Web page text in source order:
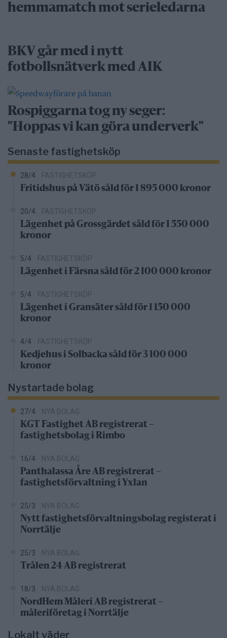
hemmamatch mot serieledarna
BKV går med i nytt
fotbollsnätverk med AIK
Rospiggarna tog ny seger:
"Hoppas vi kan göra underverk"
Senaste fastighetsköp
28/4 FASTIGHETSKÖP
Fritidshus på Vätö såld för 1 895 000 kronor
20/4 FASTIGHETSKÖP
Lägenhet på Grossgärdet såld för 1 550 000
kronor
5/4 FASTIGHETSKÖP
Lägenhet i Färsna såld för 2 100 000 kronor
5/4 FASTIGHETSKÖP
Lägenhet i Gransäter såld för 1 150 000
kronor
4/4 FASTIGHETSKÖP
Kedjehus i Solbacka såld för 3 100 000
kronor
Nystartade bolag
27/4 NYA BOLAG
KGT Fastighet AB registrerat –
fastighetsbolag i Rimbo
16/4 NYA BOLAG
Panthalassa Åre AB registrerat –
fastighetsförvaltning i Yxlan
25/3 NYA BOLAG
Nytt fastighetsförvaltningsbolag registerat i
Norrtälje
25/3 NYA BOLAG
Trålen 24 AB registrerat
18/3 NYA BOLAG
NordHem Måleri AB registrerat –
måleriföretag i Norrtälje
Lokalt väder